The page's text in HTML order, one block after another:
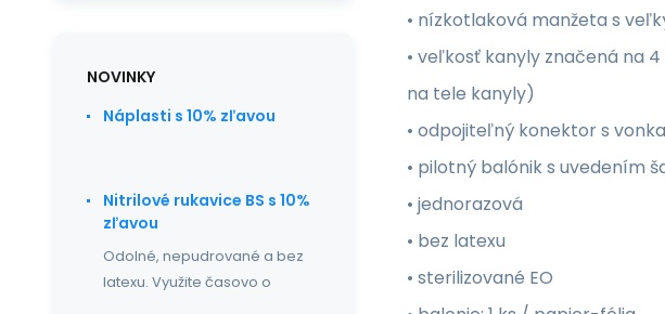
• nízkotlaková manžeta s
• veľkosť kanyly značená na
na tele kanyly)
• odpojiteľný konektor s
• pilotný balónik s uvedením
• jednorazová
• bez latexu
• sterilizované EO
NOVINKY
Náplasti s 10% zľavou
Nitrilové rukavice BS s 10%
zľavou
Odolné, nepudrované a bez
latexu. Využite časovo o